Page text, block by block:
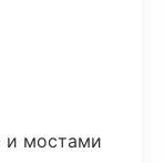
и мостами